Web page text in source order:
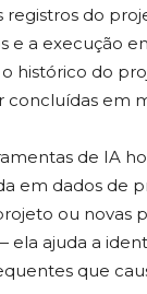
registros do
e a execução
histórico do
em
de IA
em dados de
ou novas
ajuda a
que